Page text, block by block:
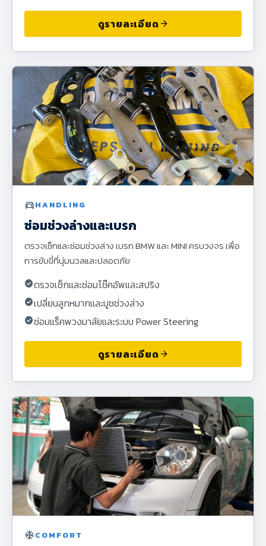
ดูรายละเอียด arrow_forward
directions_carHANDLING
ซ่อมช่วงล่างและเบรก
ตรวจเช็กและซ่อมช่วงล่าง เบรก BMW และ MINI ครบวงจร เพื่อ
การขับขี่ที่นุ่มนวลและปลอดภัย
check_circleตรวจเช็กและซ่อมโช๊คอัพและสปริง
check_circleเปลี่ยนลูกหมากและบูชช่วงล่าง
check_circleซ่อมแร็คพวงมาลัยและระบบ Power Steering
ดูรายละเอียด arrow_forward
ac_unitCOMFORT